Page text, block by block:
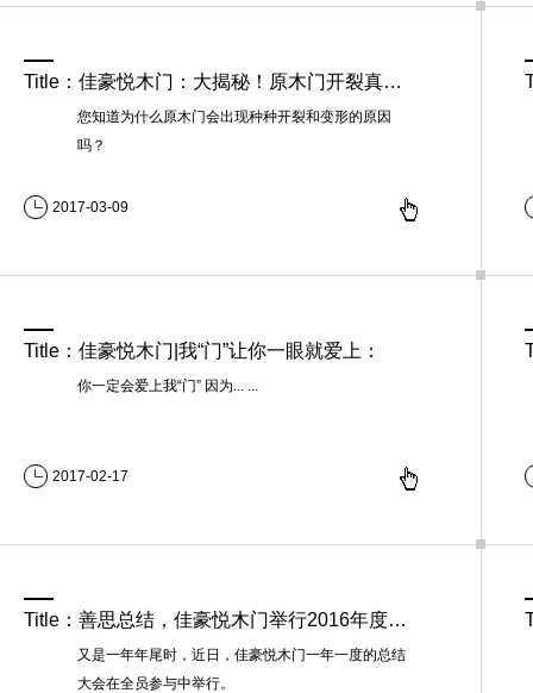
Title：佳豪悦木门：大揭秘！原木门开裂真是质量问题？：
您知道为什么原木门会出现种种开裂和变形的原因
吗？
2017-03-09
Title：佳豪悦木门|我“门”让你一眼就爱上：
你一定会爱上我“门” 因为... ...
2017-02-17
Title：善思总结，佳豪悦木门举行2016年度总结大会：
又是一年年尾时，近日，佳豪悦木门一年一度的总结
大会在全员参与中举行。